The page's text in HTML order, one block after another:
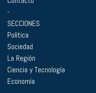
-
SECCIONES
Política
Sociedad
La Región
Ciencia y Tecnología
Economía